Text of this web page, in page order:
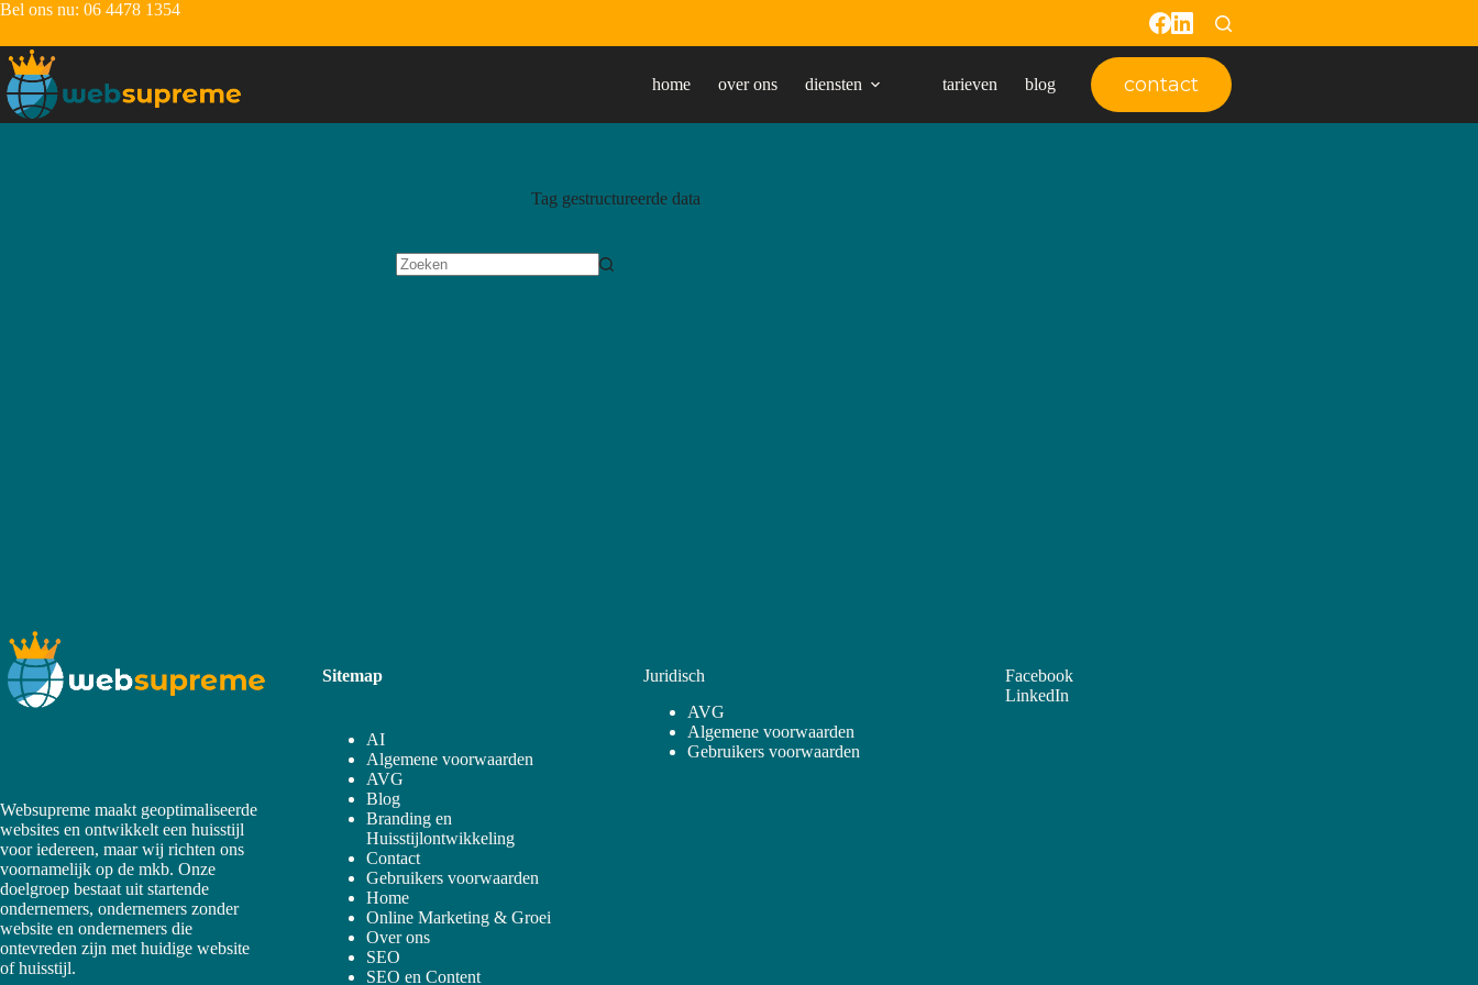
Bel ons nu: 06 4478 1354
home over ons diensten tarieven blog contact
Tag gestructureerde data
Websupreme maakt geoptimaliseerde
websites en ontwikkelt een huisstijl
voor iedereen, maar wij richten ons
voornamelijk op de mkb. Onze
doelgroep bestaat uit startende
ondernemers, ondernemers zonder
website en ondernemers die
ontevreden zijn met huidige website
of huisstijl.
Sitemap
AI
Algemene voorwaarden
AVG
Blog
Branding en
Huisstijlontwikkeling
Contact
Gebruikers voorwaarden
Home
Online Marketing & Groei
Over ons
SEO
SEO en Content
Juridisch
AVG
Algemene voorwaarden
Gebruikers voorwaarden
Facebook
LinkedIn